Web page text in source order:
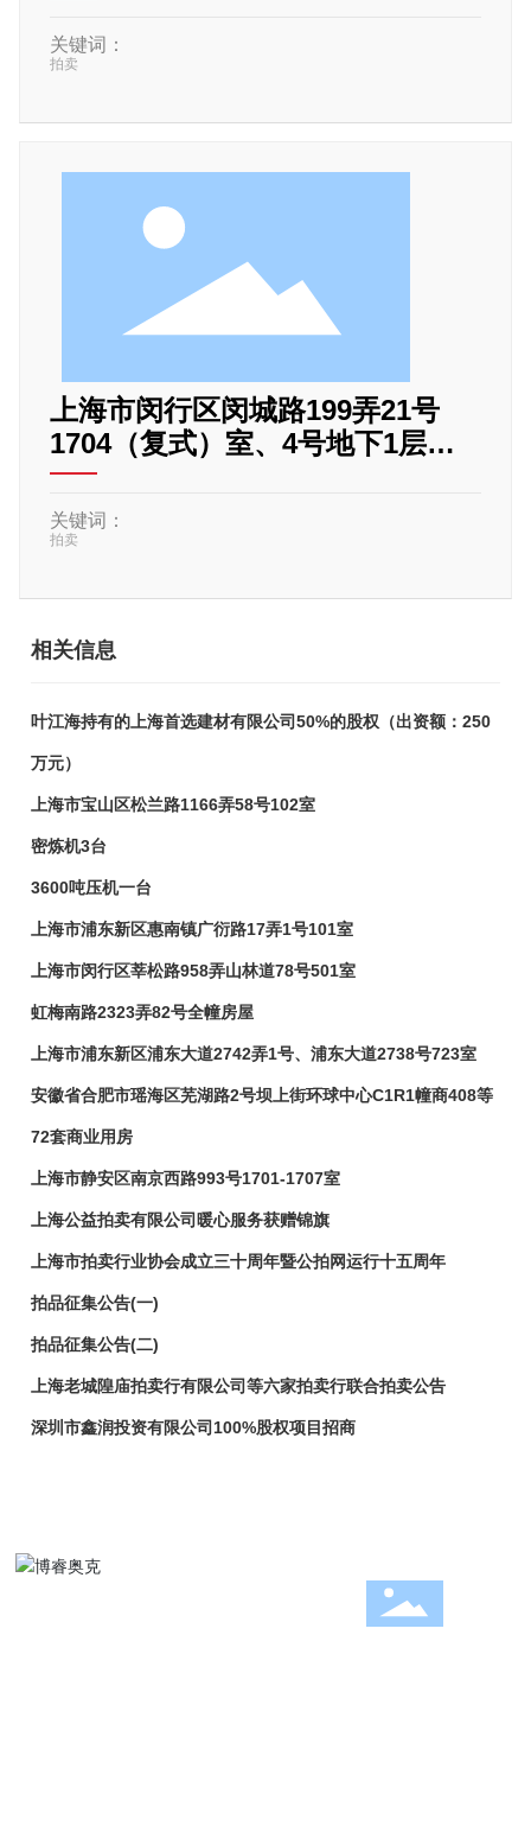
关键词：
拍卖
上海市闵行区闵城路199弄21号
1704（复式）室、4号地下1层车
位365室
关键词：
拍卖
相关信息
叶江海持有的上海首选建材有限公司50%的股权（出资额：250
万元）
上海市宝山区松兰路1166弄58号102室
密炼机3台
3600吨压机一台
上海市浦东新区惠南镇广衍路17弄1号101室
上海市闵行区莘松路958弄山林道78号501室
虹梅南路2323弄82号全幢房屋
上海市浦东新区浦东大道2742弄1号、浦东大道2738号723室
安徽省合肥市瑶海区芜湖路2号坝上街环球中心C1R1幢商408等
72套商业用房
上海市静安区南京西路993号1701-1707室
上海公益拍卖有限公司暖心服务获赠锦旗
上海市拍卖行业协会成立三十周年暨公拍网运行十五周年
拍品征集公告(一)
拍品征集公告(二)
上海老城隍庙拍卖行有限公司等六家拍卖行联合拍卖公告
深圳市鑫润投资有限公司100%股权项目招商